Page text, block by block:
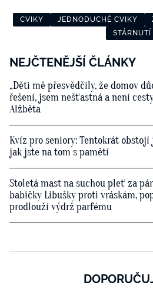
CVIKY JEDNODUCHÉ CVIKY
STÁRNUTÍ
NEJČTENĚJŠÍ ČLÁNKY
„Děti mě přesvědčily, že domov
řešení, jsem nešťastná a není
Alžběta
Kvíz pro seniory: Tentokrát
jak jste na tom s pamětí
Stoletá mast na suchou pleť za
babičky Libušky proti vráskám,
prodlouží výdrž parfému